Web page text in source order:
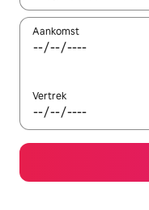
Aankomst
Vertrek